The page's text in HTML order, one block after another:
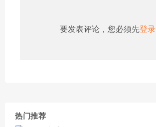
要发表评论，您必须先登录
热门推荐